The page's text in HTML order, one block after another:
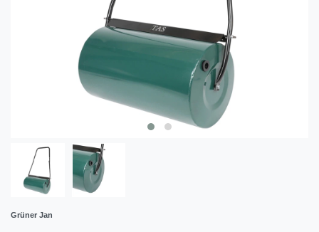
Grüner Jan